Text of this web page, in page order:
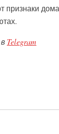
в Telegram